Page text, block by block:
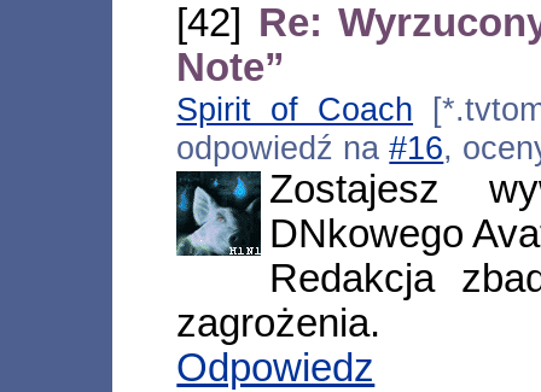
[42] Re:
Note”
Spirit of Coach
odpowiedź na#16,
Zostajesz
DNkowego
Redakcja
zagrożenia.
Odpowiedz